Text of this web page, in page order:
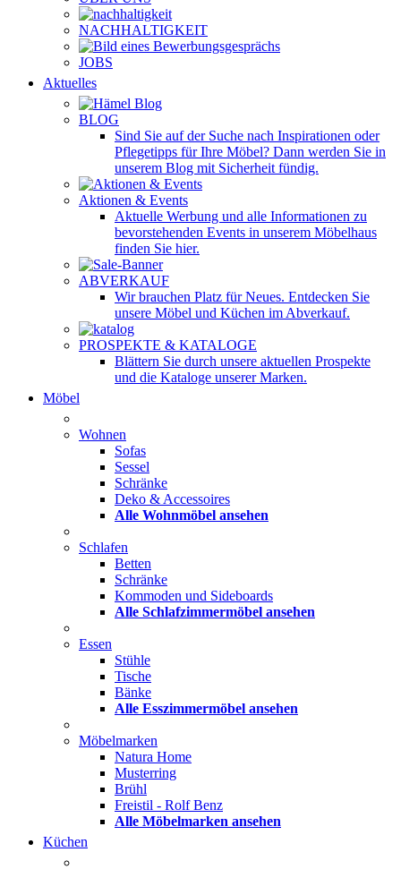
NACHHALTIGKEIT
JOBS
Aktuelles
BLOG
Sind Sie auf der Suche nach Inspirationen oder
Pflegetipps für Ihre Möbel? Dann werden Sie in
unserem Blog mit Sicherheit fündig.
Aktionen & Events
Aktuelle Werbung und alle Informationen zu
bevorstehenden Events in unserem Möbelhaus
finden Sie hier.
ABVERKAUF
Wir brauchen Platz für Neues. Entdecken Sie
unsere Möbel und Küchen im Abverkauf.
PROSPEKTE & KATALOGE
Blättern Sie durch unsere aktuellen Prospekte
und die Kataloge unserer Marken.
Möbel
Wohnen
Sofas
Sessel
Schränke
Deko & Accessoires
Alle Wohnmöbel ansehen
Schlafen
Betten
Schränke
Kommoden und Sideboards
Alle Schlafzimmermöbel ansehen
Essen
Stühle
Tische
Bänke
Alle Esszimmermöbel ansehen
Möbelmarken
Natura Home
Musterring
Brühl
Freistil - Rolf Benz
Alle Möbelmarken ansehen
Küchen